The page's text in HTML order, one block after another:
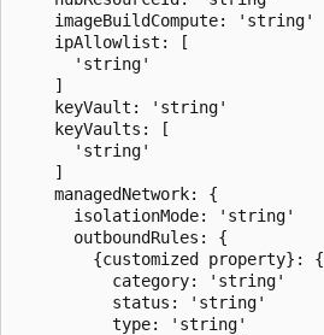
    imageBuildCompute: 'string'
    ipAllowlist: [
      'string'
    ]
    keyVault: 'string'
    keyVaults: [
      'string'
    ]
    managedNetwork: {
      isolationMode: 'string'
      outboundRules: {
        {customized property}: {
          category: 'string'
          status: 'string'
          type: 'string'